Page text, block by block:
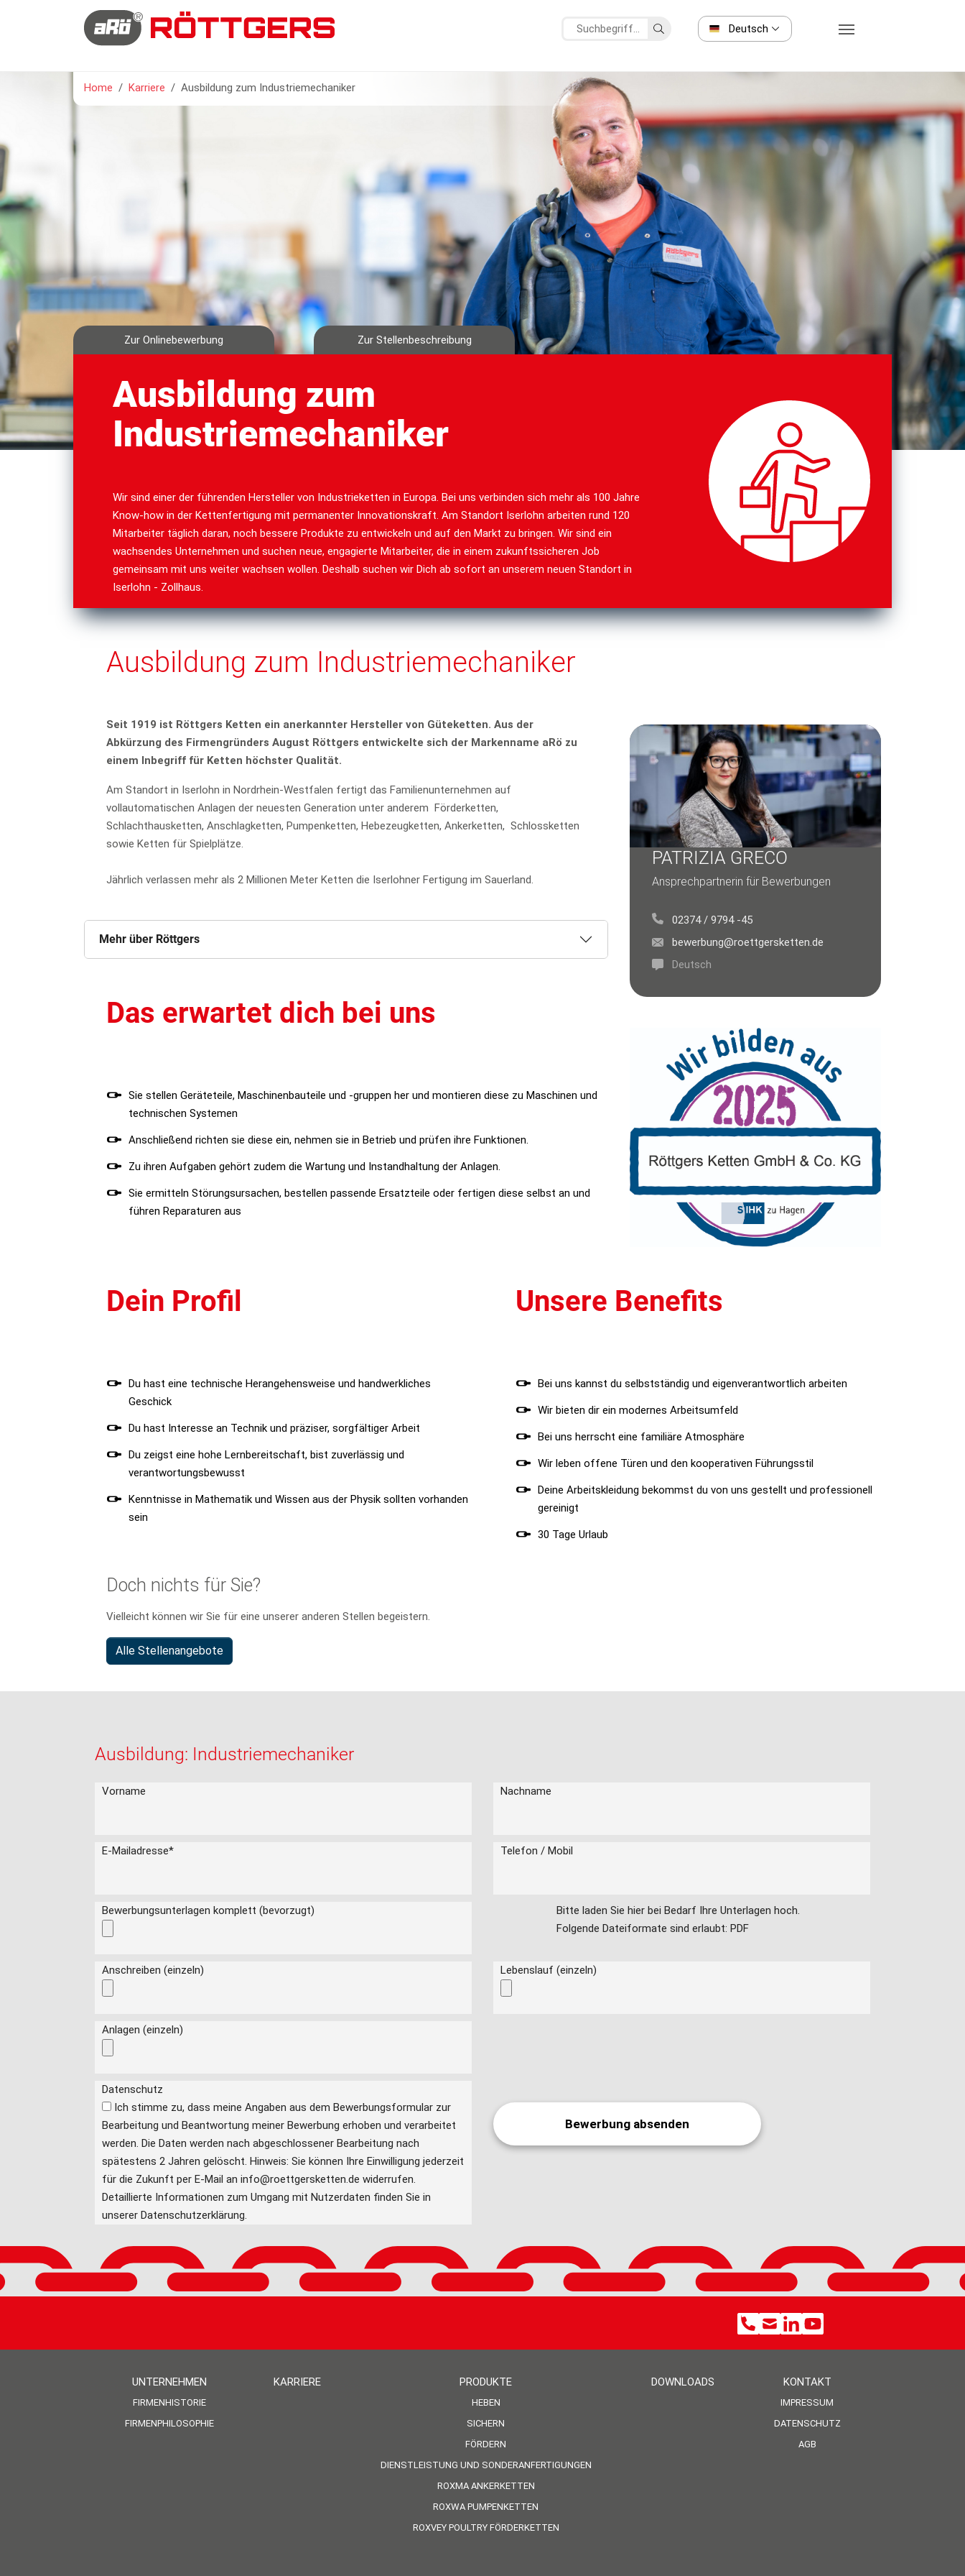
Deutsch
Ausbildung zum
Industriemechaniker
Wir sind einer der führenden Hersteller von Industrieketten in Europa. Bei uns verbinden sich mehr als 100 Jahre
Know-how in der Kettenfertigung mit permanenter Innovationskraft. Am Standort Iserlohn arbeiten rund 120
Mitarbeiter täglich daran, noch bessere Produkte zu entwickeln und auf den Markt zu bringen. Wir sind ein
wachsendes Unternehmen und suchen neue, engagierte Mitarbeiter, die in einem zukunftssicheren Job
gemeinsam mit uns weiter wachsen wollen. Deshalb suchen wir Dich ab sofort an unserem neuen Standort in
Iserlohn - Zollhaus.
Zur Onlinebewerbung Zur Stellenbeschreibung
Home Karriere Ausbildung zum Industriemechaniker
Ausbildung zum Industriemechaniker
Seit 1919 ist Röttgers Ketten ein anerkannter Hersteller von Güteketten. Aus der
Abkürzung des Firmengründers August Röttgers entwickelte sich der Markenname aRö zu
einem Inbegriff für Ketten höchster Qualität.
Am Standort in Iserlohn in Nordrhein-Westfalen fertigt das Familienunternehmen auf
vollautomatischen Anlagen der neuesten Generation unter anderem Förderketten,
Schlachthausketten, Anschlagketten, Pumpenketten, Hebezeugketten, Ankerketten, Schlossketten
sowie Ketten für Spielplätze.
Jährlich verlassen mehr als 2 Millionen Meter Ketten die Iserlohner Fertigung im Sauerland.
Mehr über Röttgers
Das erwartet dich bei uns
Sie stellen Geräteteile, Maschinenbauteile und -gruppen her und montieren diese zu Maschinen und
technischen Systemen
Anschließend richten sie diese ein, nehmen sie in Betrieb und prüfen ihre Funktionen.
Zu ihren Aufgaben gehört zudem die Wartung und Instandhaltung der Anlagen.
Sie ermitteln Störungsursachen, bestellen passende Ersatzteile oder fertigen diese selbst an und
führen Reparaturen aus
PATRIZIA GRECO
Ansprechpartnerin für Bewerbungen
02374 / 9794 -45
bewerbung@roettgersketten.de
Deutsch
Dein Profil
Du hast eine technische Herangehensweise und handwerkliches
Geschick
Du hast Interesse an Technik und präziser, sorgfältiger Arbeit
Du zeigst eine hohe Lernbereitschaft, bist zuverlässig und
verantwortungsbewusst
Kenntnisse in Mathematik und Wissen aus der Physik sollten vorhanden
sein
Unsere Benefits
Bei uns kannst du selbstständig und eigenverantwortlich arbeiten
Wir bieten dir ein modernes Arbeitsumfeld
Bei uns herrscht eine familiäre Atmosphäre
Wir leben offene Türen und den kooperativen Führungsstil
Deine Arbeitskleidung bekommst du von uns gestellt und professionell
gereinigt
30 Tage Urlaub
Doch nichts für Sie?
Vielleicht können wir Sie für eine unserer anderen Stellen begeistern.
Alle Stellenangebote
Ausbildung: Industriemechaniker
Vorname Nachname
E-Mailadresse* Telefon / Mobil
Bewerbungsunterlagen komplett (bevorzugt)
Bitte laden Sie hier bei Bedarf Ihre Unterlagen hoch.
Folgende Dateiformate sind erlaubt: PDF
Anschreiben (einzeln) Lebenslauf (einzeln)
Anlagen (einzeln)
Datenschutz
Bearbeitung und Beantwortung meiner Bewerbung erhoben und verarbeitet
werden. Die Daten werden nach abgeschlossener Bearbeitung nach
spätestens 2 Jahren gelöscht. Hinweis: Sie können Ihre Einwilligung jederzeit
für die Zukunft per E-Mail an info@roettgersketten.de widerrufen.
Detaillierte Informationen zum Umgang mit Nutzerdaten finden Sie in
unserer Datenschutzerklärung.
UNTERNEHMEN
FIRMENHISTORIE
FIRMENPHILOSOPHIE
KARRIERE PRODUKTE
HEBEN
SICHERN
FÖRDERN
DIENSTLEISTUNG UND SONDERANFERTIGUNGEN
ROXMA ANKERKETTEN
ROXWA PUMPENKETTEN
ROXVEY POULTRY FÖRDERKETTEN
DOWNLOADS KONTAKT
IMPRESSUM
DATENSCHUTZ
AGB